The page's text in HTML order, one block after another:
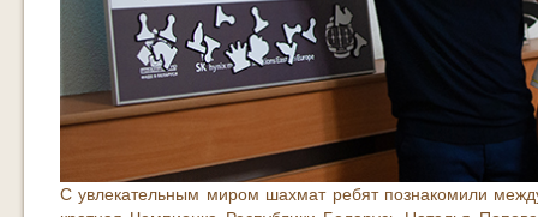
С увлекательным миром шахмат ребят познакомили